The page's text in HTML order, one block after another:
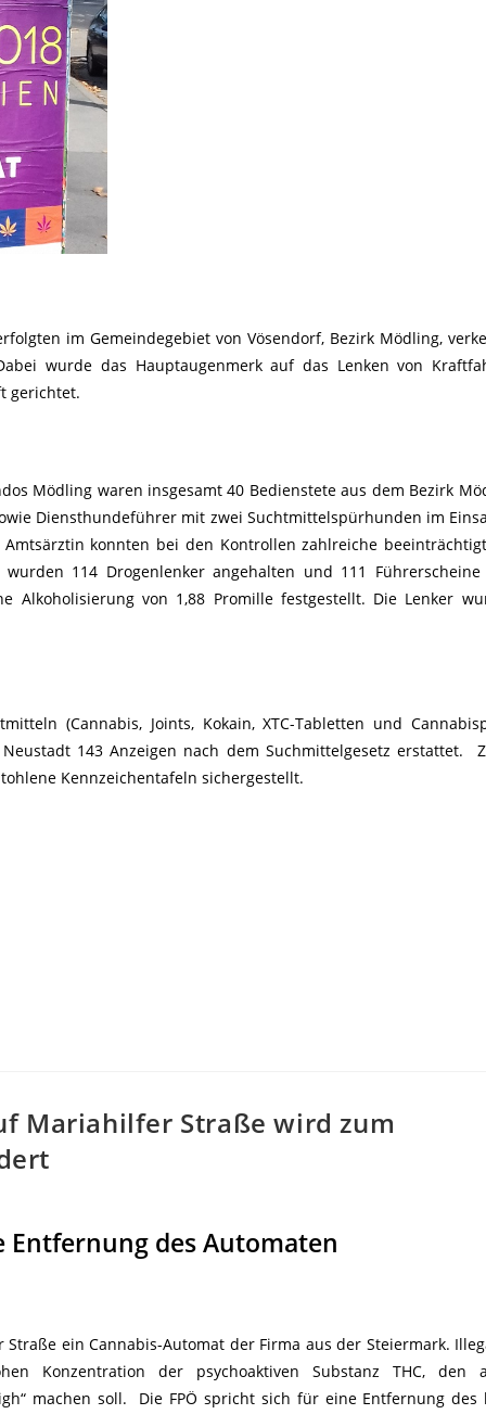
im Gemeindegebiet von Vösendorf, Bezirk Mödling,
wurde das Hauptaugenmerk auf das Lenken von
gerichtet.
Mödling waren insgesamt 40 Bedienstete aus dem Bezirk
Diensthundeführer mit zwei Suchtmittelspürhunden im
konnten bei den Kontrollen zahlreiche
114 Drogenlenker angehalten und 111 Führerscheine
Alkoholisierung von 1,88 Promille festgestellt. Die Lenker
(Cannabis, Joints, Kokain, XTC-Tabletten und
143 Anzeigen nach dem Suchmittelgesetz erstattet.
Kennzeichentafeln sichergestellt.
Mariahilfer Straße wird zum
Entfernung des Automaten
ein Cannabis-Automat der Firma aus der Steiermark.
Konzentration der psychoaktiven Substanz THC, den
machen soll. Die FPÖ spricht sich für eine Entfernung des